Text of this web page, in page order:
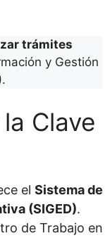
trámites
y Gestión
Clave
el Sistema de
(SIGED).
de Trabajo en